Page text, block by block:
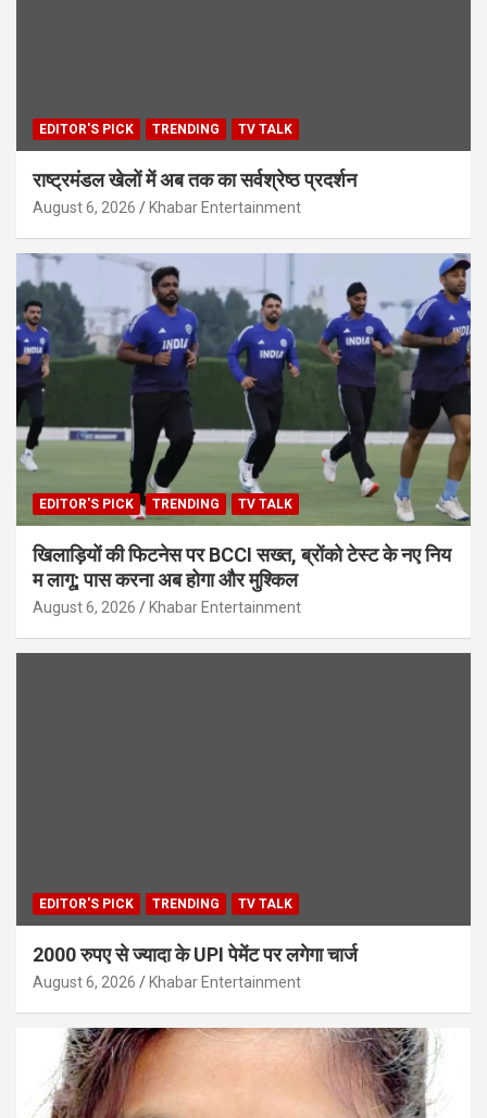
EDITOR'S PICK TRENDING TV TALK
राष्ट्रमंडल खेलों में अब तक का सर्वश्रेष्ठ प्रदर्शन
August 6, 2026 Khabar Entertainment
EDITOR'S PICK TRENDING TV TALK
खिलाड़ियों की फिटनेस पर BCCI सख्त, ब्रोंको टेस्ट के नए निय
म लागू; पास करना अब होगा और मुश्किल
August 6, 2026 Khabar Entertainment
EDITOR'S PICK TRENDING TV TALK
2000 रुपए से ज्यादा के UPI पेमेंट पर लगेगा चार्ज
August 6, 2026 Khabar Entertainment